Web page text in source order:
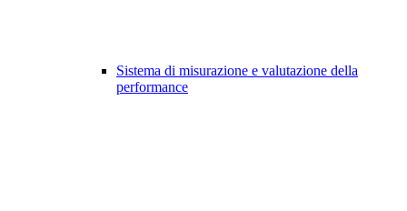
Sistema di misurazione e valutazione della
performance